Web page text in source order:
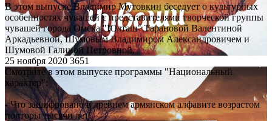
В этом выпуске Владимир Мутовкин беседует о культурных
особенностях чувашей с представителями творческой группы
чувашей города Омска "Юлташ" Тарановой Валентиной
Аркадьевной, Шумовым Владимиром Александровичем и
Шумовой Галиной Петровной.
25 ноября 2020 3651
Смотрите в этом выпуске программы "Национальный
характер":
- Что зашифровано в древнем армянском алфавите возрастом
полторы тысячи лет?